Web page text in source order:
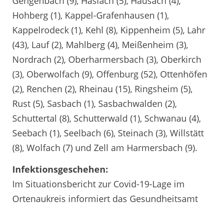
Hohberg (1), Kappel-Grafenhausen (1),
Kappelrodeck (1), Kehl (8), Kippenheim (5), Lahr
(43), Lauf (2), Mahlberg (4), Meißenheim (3),
Nordrach (2), Oberharmersbach (3), Oberkirch
(3), Oberwolfach (9), Offenburg (52), Ottenhöfen
(2), Renchen (2), Rheinau (15), Ringsheim (5),
Rust (5), Sasbach (1), Sasbachwalden (2),
Schuttertal (8), Schutterwald (1), Schwanau (4),
Seebach (1), Seelbach (6), Steinach (3), Willstätt
(8), Wolfach (7) und Zell am Harmersbach (9).
Infektionsgeschehen:
Im Situationsbericht zur Covid-19-Lage im
Ortenaukreis informiert das Gesundheitsamt